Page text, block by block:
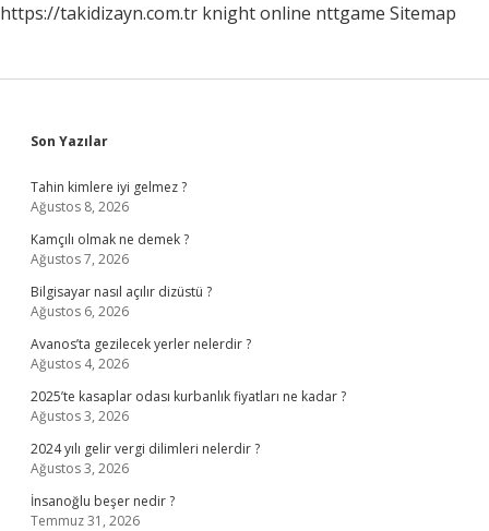
https://takidizayn.com.tr knight online nttgame Sitemap
Sidebar
Son Yazılar
Tahin kimlere iyi gelmez ?
Ağustos 8, 2026
Kamçılı olmak ne demek ?
Ağustos 7, 2026
Bilgisayar nasıl açılır dizüstü ?
Ağustos 6, 2026
Avanos’ta gezilecek yerler nelerdir ?
Ağustos 4, 2026
2025’te kasaplar odası kurbanlık fiyatları ne kadar ?
Ağustos 3, 2026
2024 yılı gelir vergi dilimleri nelerdir ?
Ağustos 3, 2026
İnsanoğlu beşer nedir ?
Temmuz 31, 2026